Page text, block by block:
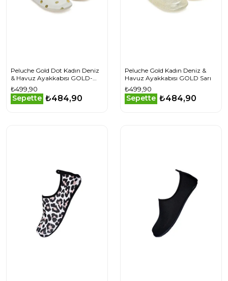
Peluche Gold Dot Kadın Deniz
& Havuz Ayakkabısı GOLD-
DOT Bej
₺499,90
Sepette ₺484,90
Peluche Gold Kadın Deniz &
Havuz Ayakkabısı GOLD Sarı
₺499,90
Sepette ₺484,90